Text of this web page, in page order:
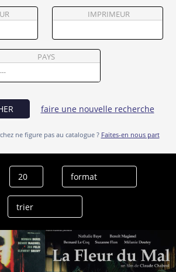
IMPRIMEUR
PAYS
faire une nouvelle recherche
ne figure pas au catalogue ? Faites-en nous part